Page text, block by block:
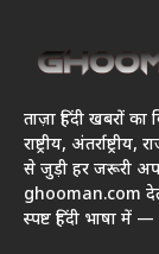
ताज़ा हिंदी खबरों
राष्ट्रीय,
से जुड़ी हर जरूरी
ghooman.com
स्पष्ट हिंदी भाषा